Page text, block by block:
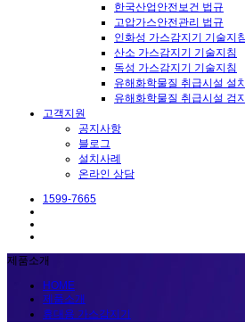
한국산업안전보건 법규
고압가스안전관리 법규
인화성 가스감지기 기술지침
산소 가스감지기 기술지침
독성 가스감지기 기술지침
유해화학물질 취급시설 설
유해화학물질 취급시설 검
고객지원
공지사항
블로그
설치사례
온라인 상담
1599-7665
제품소개
HOME
제품소개
휴대용 가스감지기